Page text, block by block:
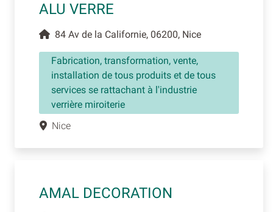
ALU VERRE
84 Av de la Californie, 06200, Nice
Fabrication, transformation, vente,
installation de tous produits et de tous
services se rattachant à l'industrie
verrière miroiterie
Nice
AMAL DECORATION